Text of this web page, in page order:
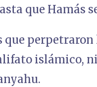
que Hamás
perpetraron
islámico,